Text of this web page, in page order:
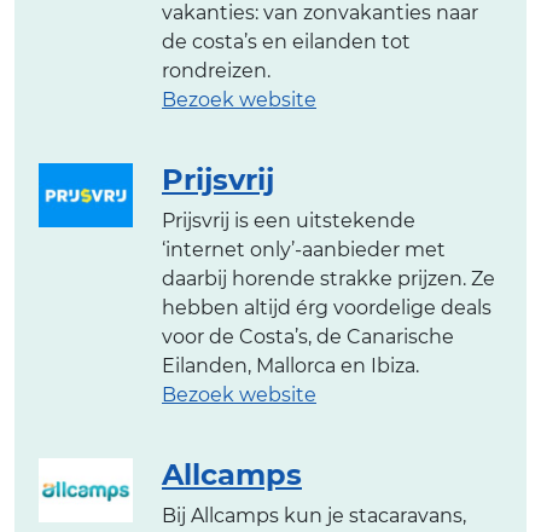
vakanties: van zonvakanties naar
de costa’s en eilanden tot
rondreizen.
Bezoek website
Prijsvrij
Prijsvrij is een uitstekende
‘internet only’-aanbieder met
daarbij horende strakke prijzen. Ze
hebben altijd érg voordelige deals
voor de Costa’s, de Canarische
Eilanden, Mallorca en Ibiza.
Bezoek website
Allcamps
Bij Allcamps kun je stacaravans,